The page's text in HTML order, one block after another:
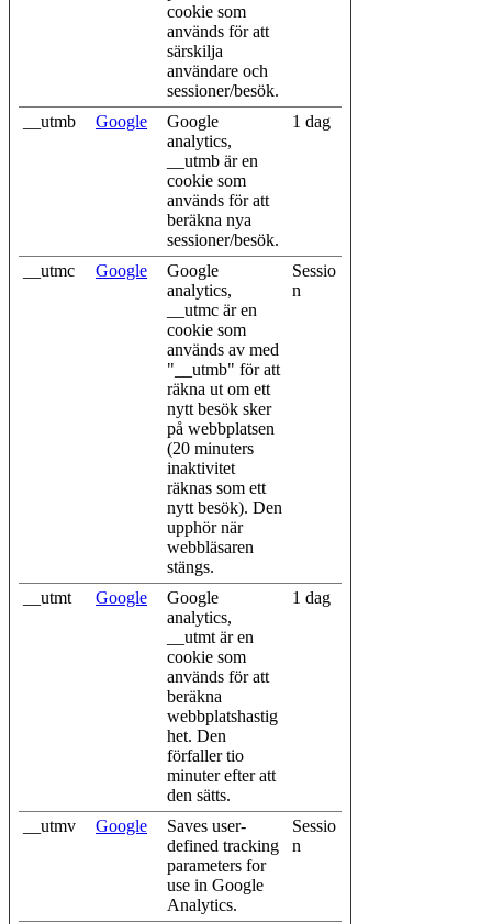
cookie som
används för att
särskilja
användare och
sessioner/besök.
__utmb
Google
Google
analytics,
__utmb är en
cookie som
används för att
beräkna nya
sessioner/besök.
1 dag
__utmc Google
Google
analytics,
__utmc är en
cookie som
används av med
"__utmb" för att
räkna ut om ett
nytt besök sker
på webbplatsen
(20 minuters
inaktivitet
räknas som ett
nytt besök). Den
upphör när
webbläsaren
stängs.
Sessio
n
__utmt Google
Google
analytics,
__utmt är en
cookie som
används för att
beräkna
webbplatshastig
het. Den
förfaller tio
minuter efter att
den sätts.
1 dag
__utmv Google
Saves user-
defined tracking
parameters for
use in Google
Analytics.
Sessio
n